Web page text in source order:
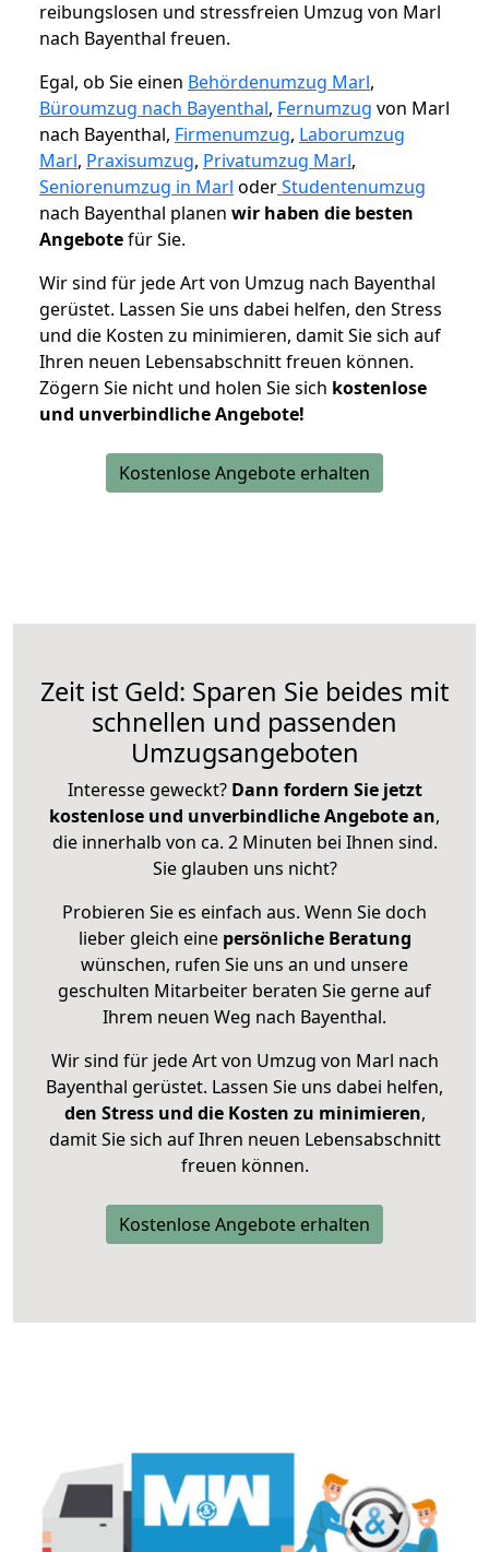
reibungslosen und stressfreien Umzug von Marl
nach Bayenthal freuen.
Egal, ob Sie einen Behördenumzug Marl,
Büroumzug nach Bayenthal, Fernumzug von Marl
nach Bayenthal, Firmenumzug, Laborumzug
Marl, Praxisumzug, Privatumzug Marl,
Seniorenumzug in Marl oderStudentenumzug
nach Bayenthal planen wir haben die besten
Angebotefür Sie.
Wir sind für jede Art von Umzug nach Bayenthal
gerüstet. Lassen Sie uns dabei helfen, den Stress
und die Kosten zu minimieren, damit Sie sich auf
Ihren neuen Lebensabschnitt freuen können.
Zögern Sie nicht und holen Sie sich kostenlose
und unverbindliche Angebote!
Kostenlose Angebote erhalten
Zeit ist Geld: Sparen Sie beides mit
schnellen und passenden
Umzugsangeboten
Interesse geweckt? Dann fordern Sie jetzt
kostenlose und unverbindliche Angebote an,
die innerhalb von ca. 2 Minuten bei Ihnen sind.
Sie glauben uns nicht?
Probieren Sie es einfach aus. Wenn Sie doch
lieber gleich eine persönliche Beratung
wünschen, rufen Sie uns an und unsere
geschulten Mitarbeiter beraten Sie gerne auf
Ihrem neuen Weg nach Bayenthal.
Wir sind für jede Art von Umzug von Marl nach
Bayenthal gerüstet. Lassen Sie uns dabei helfen,
den Stress und die Kosten zu minimieren,
damit Sie sich auf Ihren neuen Lebensabschnitt
freuen können.
Kostenlose Angebote erhalten